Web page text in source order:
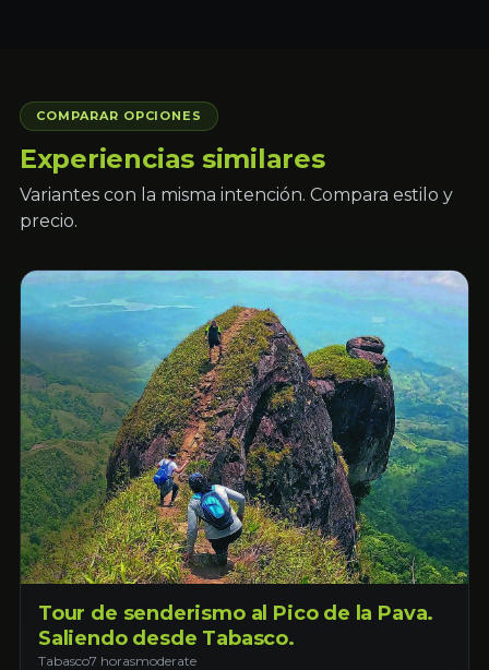
COMPARAR OPCIONES
Experiencias similares
Variantes con la misma intención. Compara estilo y
precio.
Tour de senderismo al Pico de la Pava.
Saliendo desde Tabasco.
Tabasco7 horasmoderate